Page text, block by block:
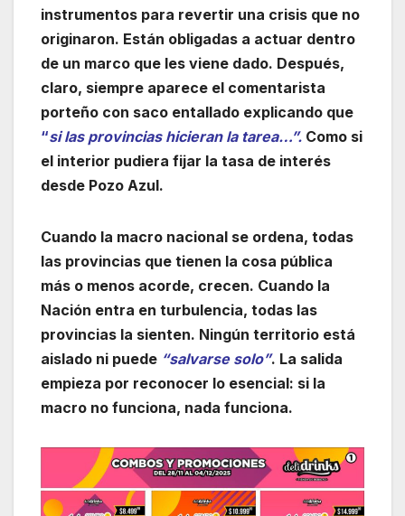
instrumentos para revertir una crisis que no
originaron. Están obligadas a actuar dentro
de un marco que les viene dado. Después,
claro, siempre aparece el comentarista
porteño con saco entallado explicando que
“si las provincias hicieran la tarea…”. Como si
el interior pudiera fijar la tasa de interés
desde Pozo Azul.
Cuando la macro nacional se ordena, todas
las provincias que tienen la cosa pública
más o menos acorde, crecen. Cuando la
Nación entra en turbulencia, todas las
provincias la sienten. Ningún territorio está
aislado ni puede “salvarse solo”. La salida
empieza por reconocer lo esencial: si la
macro no funciona, nada funciona.